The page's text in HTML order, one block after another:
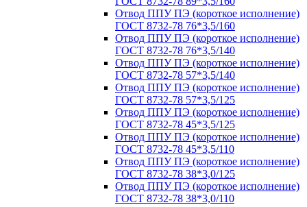
Отвод ППУ ПЭ (короткое исполнение)
ГОСТ 8732-78 76*3,5/160
Отвод ППУ ПЭ (короткое исполнение)
ГОСТ 8732-78 76*3,5/140
Отвод ППУ ПЭ (короткое исполнение)
ГОСТ 8732-78 57*3,5/140
Отвод ППУ ПЭ (короткое исполнение)
ГОСТ 8732-78 57*3,5/125
Отвод ППУ ПЭ (короткое исполнение)
ГОСТ 8732-78 45*3,5/125
Отвод ППУ ПЭ (короткое исполнение)
ГОСТ 8732-78 45*3,5/110
Отвод ППУ ПЭ (короткое исполнение)
ГОСТ 8732-78 38*3,0/125
Отвод ППУ ПЭ (короткое исполнение)
ГОСТ 8732-78 38*3,0/110